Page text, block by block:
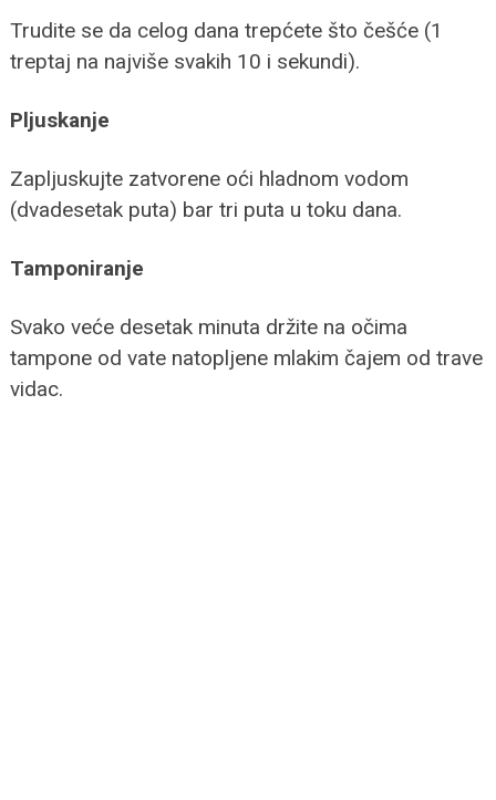
Trudite se da celog dana trepćete što češće (1
treptaj na najviše svakih 10 i sekundi).
Pljuskanje
Zapljuskujte zatvorene oći hladnom vodom
(dvadesetak puta) bar tri puta u toku dana.
Tamponiranje
Svako veće desetak minuta držite na očima
tampone od vate natopljene mlakim čajem od trave
vidac.